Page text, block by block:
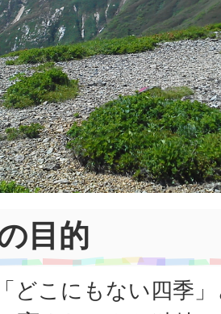
目的
どこにもない四季